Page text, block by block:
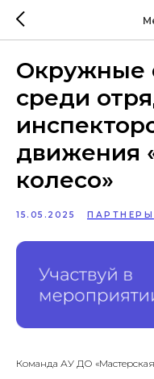
Окружные
среди
движения
колесо»
15.05.2025 ПАРТНЕРЫ
Команда АУ ДО